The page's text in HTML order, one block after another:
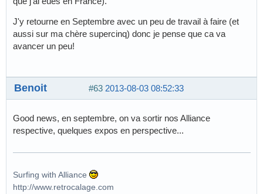
J'y retourne en Septembre avec un peu de travail à faire (et
aussi sur ma chère supercinq) donc je pense que ca va
avancer un peu!
#63 2013-08-03 08:52:33
Benoit
Good news, en septembre, on va sortir nos Alliance
respective, quelques expos en perspective...
Surfing with Alliance
http://www.retrocalage.com